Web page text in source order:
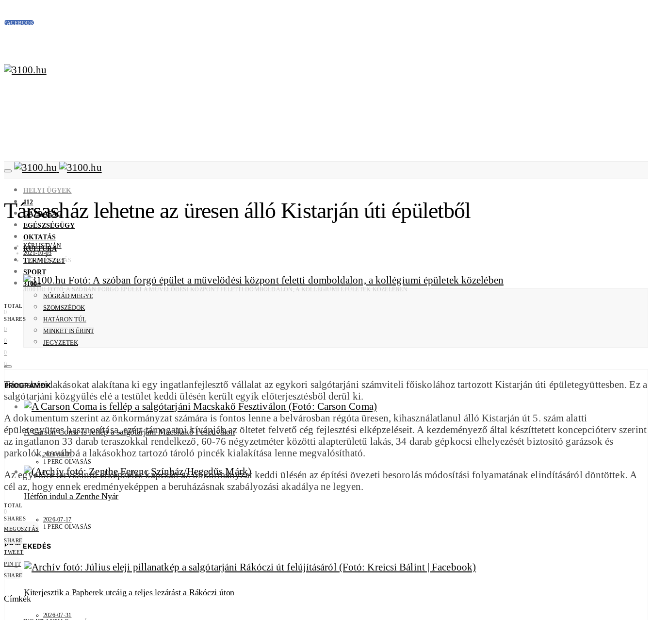
FACEBOOK
HELYI ÜGYEK
112
GAZDASÁG
EGÉSZSÉGÜGY
OKTATÁS
KULTÚRA
TERMÉSZET
SPORT
3100+
NÓGRÁD MEGYE
SZOMSZÉDOK
HATÁRON TÚL
MINKET IS ÉRINT
JEGYZETEK
PROGRAMOK
A Carson Coma is fellép a salgótarjáni Macskakő Fesztiválon
2026-08-05
1 PERC OLVASÁS
Hétfőn indul a Zenthe Nyár
2026-07-17
1 PERC OLVASÁS
KÖZLEKEDÉS
Kiterjesztik a Papberek utcáig a teljes lezárást a Rákóczi úton
2026-07-31
Társasház lehetne az üresen álló Kistarján úti épületből
KÉRI ISTVÁN
2021-10-03
1 PERC OLVASÁS
3100.HU FOTÓ: A SZÓBAN FORGÓ ÉPÜLET A MŰVELŐDÉSI KÖZPONT FELETTI DOMBOLDALON, A KOLLÉGIUMI ÉPÜLETEK KÖZELÉBEN
TOTAL
0
SHARES
0
0
0
0
Társasházi lakásokat alakítana ki egy ingatlanfejlesztő vállalat az egykori salgótarjáni számviteli főiskolához tartozott Kistarján úti épületegyüttesben. Ez a
salgótarjáni közgyűlés elé a testület keddi ülésén került egyik előterjesztésből derül ki.
A dokumentum szerint az önkormányzat számára is fontos lenne a belvárosban régóta üresen, kihasználatlanul álló Kistarján út 5. szám alatti
épületegyüttes hasznosítása, ezért támogatni kívánják az öltetet felvető cég fejlesztési elképzeléseit. A kezdeményező által készíttetett koncepcióterv szerint
az ingatlanon 33 darab teraszokkal rendelkező, 60-76 négyzetméter közötti alapterületű lakás, 34 darab gépkocsi elhelyezését biztosító garázsok és
parkolók, továbbá a lakásokhoz tartozó tároló pincék kialakítása lenne megvalósítható.
Az egyelőre tervszintű elképzelés kapcsán az önkormányzat keddi ülésén az építési övezeti besorolás módosítási folyamatának elindításáról döntöttek. A
cél az, hogy ennek eredményeképpen a beruházásnak szabályozási akadálya ne legyen.
TOTAL
0
SHARES
MEGOSZTÁS
SHARE
TWEET
PIN IT
SHARE
Címkék